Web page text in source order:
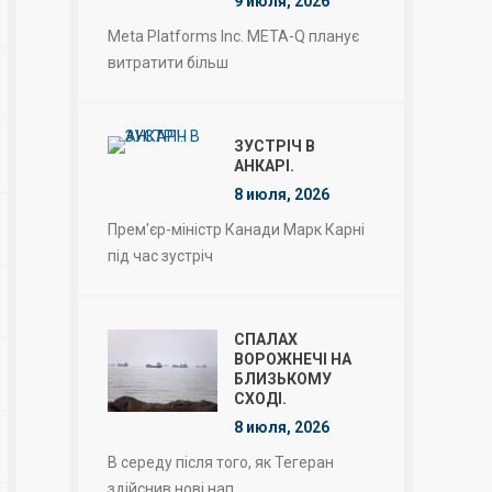
Meta Platforms Inc. META-Q планує
витратити більш
ЗУСТРІЧ В
АНКАРІ.
8 июля, 2026
Прем'єр-міністр Канади Марк Карні
під час зустріч
СПАЛАХ
ВОРОЖНЕЧІ НА
БЛИЗЬКОМУ
СХОДІ.
8 июля, 2026
В середу після того, як Тегеран